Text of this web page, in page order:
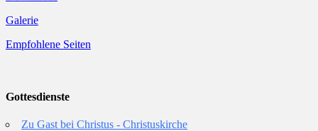
Galerie
Empfohlene Seiten
Gottesdienste
Zu Gast bei Christus - Christuskirche